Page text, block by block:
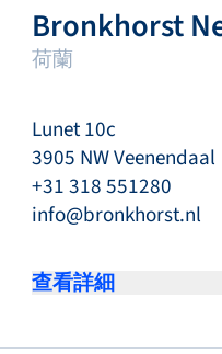
Bronkhorst
荷蘭
Lunet 10c
3905 NW Veenendaal
+31 318 551280
info@bronkhorst.nl
查看詳細